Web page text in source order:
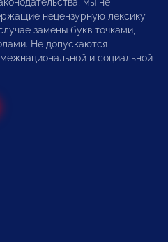
мы не
нецензурную лексику
замены букв точками,
Не допускаются
и социальной